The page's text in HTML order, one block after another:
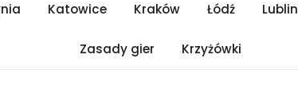
Katowice Kraków Łódź Lublin
Zasady gier Krzyżówki